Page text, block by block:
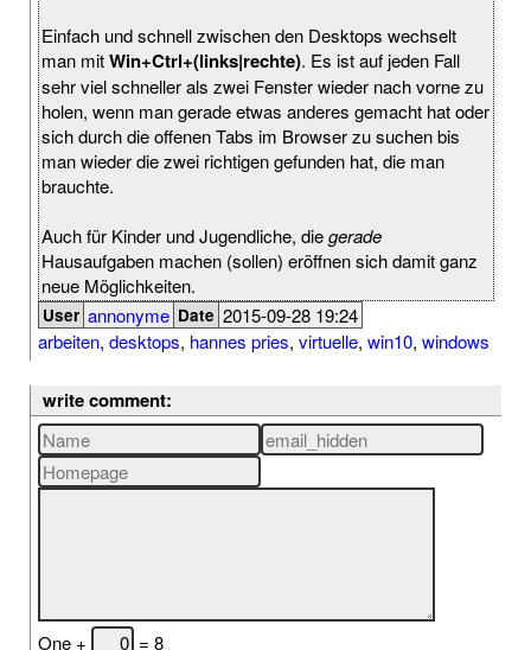
Einfach und schnell zwischen den Desktops wechselt
man mitWin+Ctrl+(links|rechte). Es ist auf jeden Fall
sehr viel schneller als zwei Fenster wieder nach vorne zu
holen, wenn man gerade etwas anderes gemacht hat oder
sich durch die offenen Tabs im Browser zu suchen bis
man wieder die zwei richtigen gefunden hat, die man
brauchte.
Auch für Kinder und Jugendliche, diegerade
Hausaufgaben machen (sollen) eröffnen sich damit ganz
neue Möglichkeiten.
User annonyme Date 2015-09-28 19:24
arbeiten, desktops, hannes pries, virtuelle, win10, windows
write comment:
One + = 8